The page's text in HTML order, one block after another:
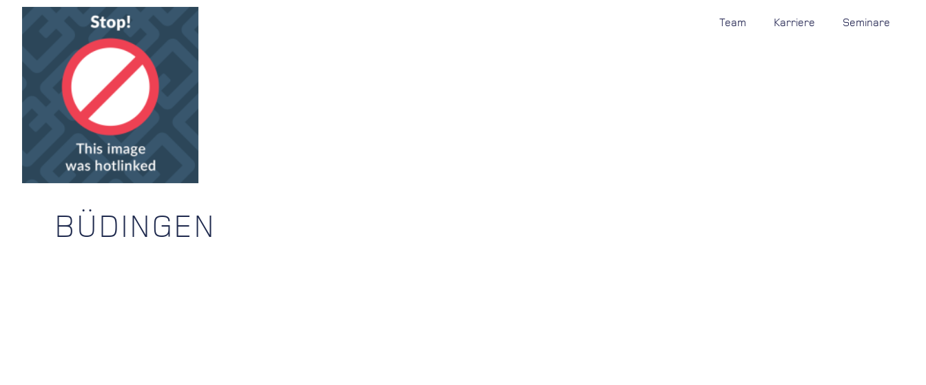
Team Karriere Seminare
BÜDINGEN